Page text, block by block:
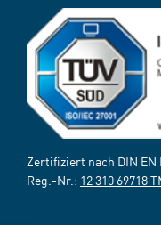
Zertifiziert nach DIN EN
Reg.-Nr.: 12 310 69718